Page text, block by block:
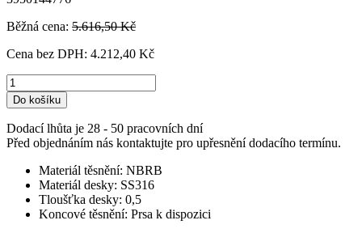
Běžná cena: 5.616,50 Kč
Cena bez DPH: 4.212,40 Kč
Do košíku
Dodací lhůta je 28 - 50 pracovních dní
Před objednáním nás kontaktujte pro upřesnění dodacího termínu.
Materiál těsnění: NBRB
Materiál desky: SS316
Tloušťka desky: 0,5
Koncové těsnění: Prsa k dispozici